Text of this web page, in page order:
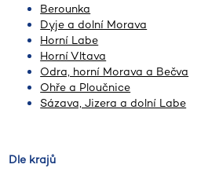
Berounka
Dyje a dolní Morava
Horní Labe
Horní Vltava
Odra, horní Morava a Bečva
Ohře a Ploučnice
Sázava, Jizera a dolní Labe
Dle krajů